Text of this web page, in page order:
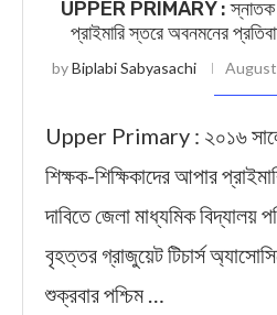
UPPER PRIMARY : স্নাতক
প্রাইমারি স্তরে অবনমনের
byBiplabi Sabyasachi
Upper Primary : ২০১৬
শিক্ষক-শিক্ষিকাদের আপার
দাবিতে জেলা মাধ্যমিক বিদ্যালয়
বৃহত্তর গ্রাজুয়েট টিচার্স
শুক্রবার পশ্চিম …